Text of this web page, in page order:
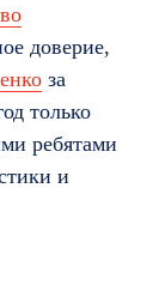
доверие,
за
только
ребятами
и